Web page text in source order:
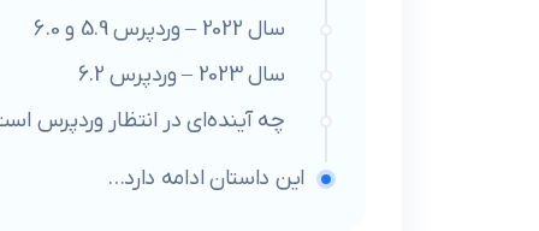
سال 2022 – وردپرس 5.9 و 6.0
سال 2023 – وردپرس 6.2
چه آینده‌ای در انتظار وردپرس
این داستان ادامه دارد…